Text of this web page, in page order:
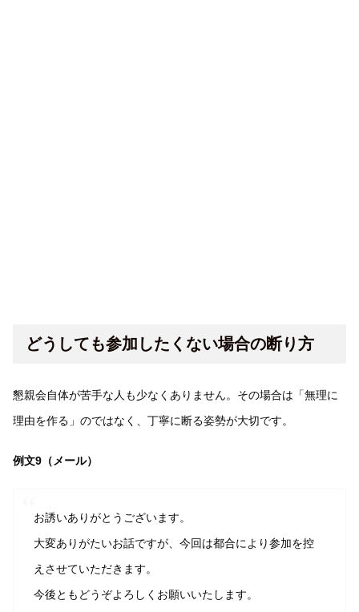
どうしても参加したくない場合の断り方
懇親会自体が苦手な人も少なくありません。その場合は「無理に
理由を作る」のではなく、丁寧に断る姿勢が大切です。
例文9（メール）
お誘いありがとうございます。
大変ありがたいお話ですが、今回は都合により参加を控
えさせていただきます。
今後ともどうぞよろしくお願いいたします。